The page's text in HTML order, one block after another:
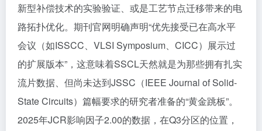
新型补偿技术的实验验证、或是工艺节点迁移带来的电
路拓扑优化。期刊官网明确声明“优先接受已在高水平
会议（如ISSCC、VLSI Symposium、CICC）展示过
的扩展版本”，这意味着SSCL天然就是为那些拥有扎实
流片数据、但尚未达到JSSC（IEEE Journal of Solid-
State Circuits）篇幅要求的研究者准备的“黄金跳板”。
2025年JCR影响因子2.00的数据，在Q3分区的位置，